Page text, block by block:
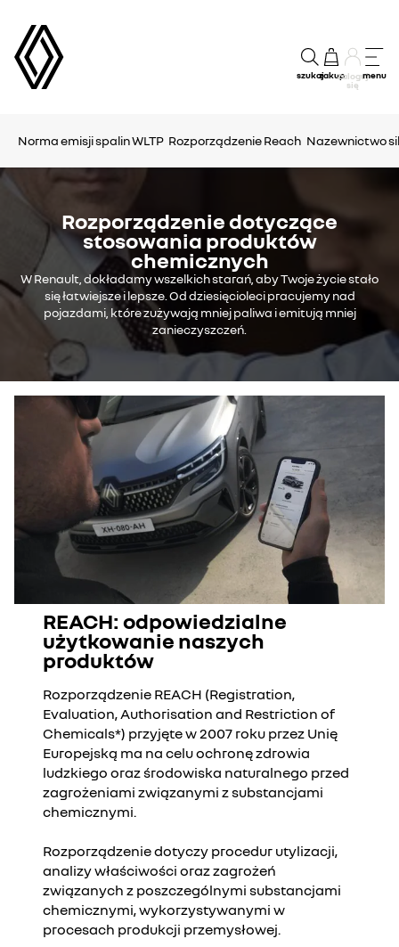
szukajzakupZaloguj
się
menu
Norma emisji spalin WLTP Rozporządzenie Reach Nazewnictwo
Rozporządzenie dotyczące
stosowania produktów
chemicznych
W Renault, dokładamy wszelkich starań, aby Twoje życie stało
się łatwiejsze i lepsze. Od dziesięcioleci pracujemy nad
pojazdami, które zużywają mniej paliwa i emitują mniej
zanieczyszczeń.
REACH: odpowiedzialne
użytkowanie naszych
produktów
Rozporządzenie REACH (Registration,
Evaluation, Authorisation and Restriction of
Chemicals*) przyjęte w 2007 roku przez Unię
Europejską ma na celu ochronę zdrowia
ludzkiego oraz środowiska naturalnego przed
zagrożeniami związanymi z substancjami
chemicznymi.
Rozporządzenie dotyczy procedur utylizacji,
analizy właściwości oraz zagrożeń
związanych z poszczególnymi substancjami
chemicznymi, wykorzystywanymi w
procesach produkcji przemysłowej.